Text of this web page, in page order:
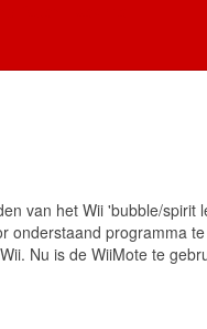
van het Wii 'bubble/spirit
onderstaand programma
Nu is de WiiMote te